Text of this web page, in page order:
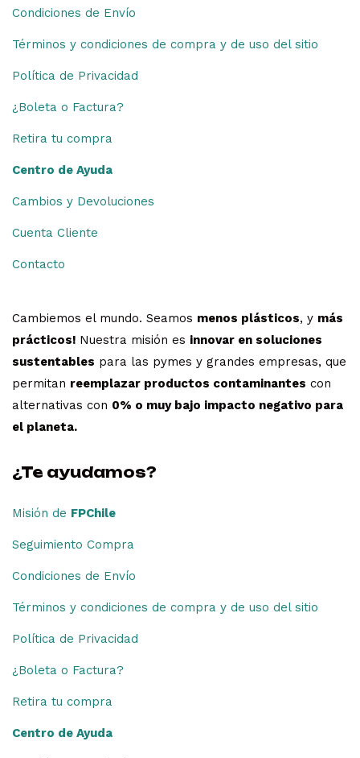
Condiciones de Envío
Términos y condiciones de compra y de uso del sitio
Política de Privacidad
¿Boleta o Factura?
Retira tu compra
Centro de Ayuda
Cambios y Devoluciones
Cuenta Cliente
Contacto
Cambiemos el mundo. Seamos menos plásticos, y más
prácticos! Nuestra misión es innovar en soluciones
sustentables para las pymes y grandes empresas, que
permitan reemplazar productos contaminantes con
alternativas con 0% o muy bajo impacto negativo para
el planeta.
¿Te ayudamos?
Misión de FPChile
Seguimiento Compra
Condiciones de Envío
Términos y condiciones de compra y de uso del sitio
Política de Privacidad
¿Boleta o Factura?
Retira tu compra
Centro de Ayuda